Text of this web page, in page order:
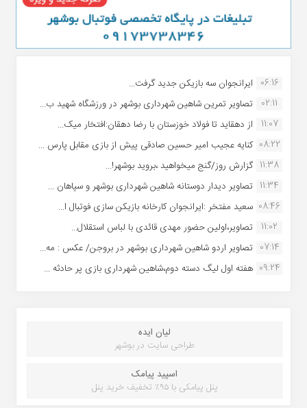
06:16 ایرانجوان سه بازیکن جدید گرفت...
02:11
تصاویر تمرین شاهین شهردارى بوشهر در ورزشگاه شهید ب...
11:07
از دهقاید تا فولاد خوزستان با رضا دهقان:افتخار میک...
08:22 کنایه عجیب امیر حسین صادقی پیش از بازی مقابل پارس ...
11:38 گزارش روز/گنج میخواهید ،بروید بوشهر!...
11:34 تصاویر دیدار دوستانه شاهین شهردارى بوشهر و سپاهان ...
08:46 سعید مفتخر :ایرانجوان کارخانه بازیکن سازی فوتبال ا...
11:02
تصاویر،اولین حضور مهدی قائدی با لباس استقلال...
07:14 تصاویر اردو شاهین شهرداری بوشهر در بروجن/ عکس : مه...
09:24 هفته اول لیگ دسته دوم،شاهین شهرداری بازی پر حادثه ...
لیان ایده
طراحی سایت در بوشهر
اسپید پیامک
پنل پیامکی با ۹۵٪ تخفیف خرید پنل